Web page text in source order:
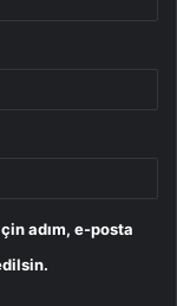
adım, e-posta